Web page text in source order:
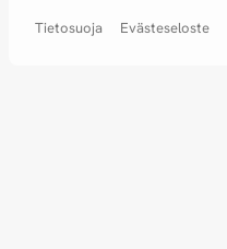
Tietosuoja Evästeseloste